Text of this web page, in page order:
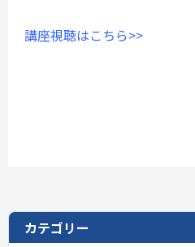
講座視聴はこちら>>
カテゴリー